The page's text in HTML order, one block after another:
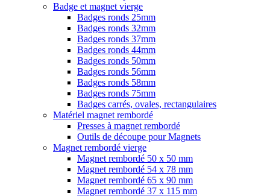
Badge et magnet vierge
Badges ronds 25mm
Badges ronds 32mm
Badges ronds 37mm
Badges ronds 44mm
Badges ronds 50mm
Badges ronds 56mm
Badges ronds 58mm
Badges ronds 75mm
Badges carrés, ovales, rectangulaires
Matériel magnet rembordé
Presses à magnet rembordé
Outils de découpe pour Magnets
Magnet rembordé vierge
Magnet rembordé 50 x 50 mm
Magnet rembordé 54 x 78 mm
Magnet rembordé 65 x 90 mm
Magnet rembordé 37 x 115 mm